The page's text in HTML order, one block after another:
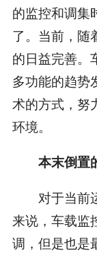
的监控和调集
了。当前，随
的日益完善。
多功能的趋势
术的方式，努
环境。
本末倒置
对于当前运
来说，车载监
调，但是也是